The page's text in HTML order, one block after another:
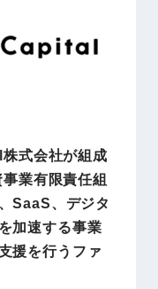
式会社が組成
業有限責任組
SaaS、デジタ
加速する事業
援を行うファ